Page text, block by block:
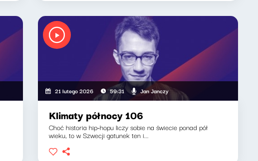
21 lutego 2026 59:31 Jan Janczy
Klimaty północy 106
Choć historia hip-hopu liczy sobie na świecie ponad pół
wieku, to w Szwecji gatunek ten i...